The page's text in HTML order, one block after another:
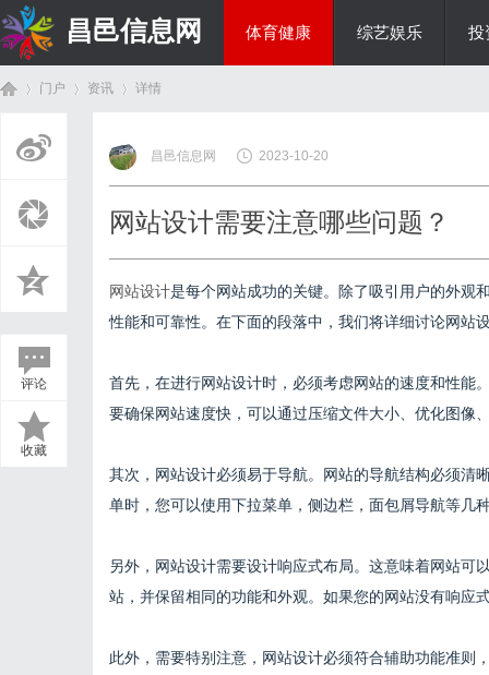
昌邑信息网 体育健康 综艺娱乐 投
门户 资讯
›
详情
评论
收藏
昌邑信息网 2023-10-20
网站设计需要注意哪些问题？
网站设计是每个网站成功的关键。除了吸引用户的外观
性能和可靠性。在下面的段落中，我们将详细讨论网站
首先，在进行网站设计时，必须考虑网站的速度和性能
要确保网站速度快，可以通过压缩文件大小、优化图像
其次，网站设计必须易于导航。网站的导航结构必须清
单时，您可以使用下拉菜单，侧边栏，面包屑导航等几
另外，网站设计需要设计响应式布局。这意味着网站可
站，并保留相同的功能和外观。如果您的网站没有响应
此外，需要特别注意，网站设计必须符合辅助功能准则